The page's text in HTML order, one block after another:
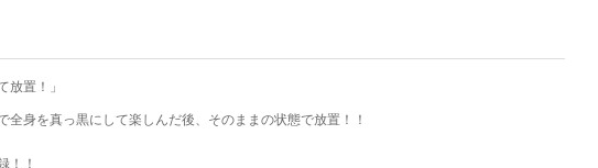
置！」
身を真っ黒にして楽しんだ後、そのままの状態で放置！！
！！